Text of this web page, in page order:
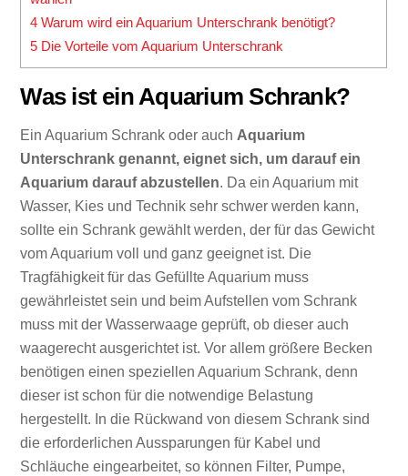
4 Warum wird ein Aquarium Unterschrank benötigt?
5 Die Vorteile vom Aquarium Unterschrank
Was ist ein Aquarium Schrank?
Ein Aquarium Schrank oder auch Aquarium
Unterschrank genannt, eignet sich, um darauf ein
Aquarium darauf abzustellen. Da ein Aquarium mit
Wasser, Kies und Technik sehr schwer werden kann,
sollte ein Schrank gewählt werden, der für das Gewicht
vom Aquarium voll und ganz geeignet ist. Die
Tragfähigkeit für das Gefüllte Aquarium muss
gewährleistet sein und beim Aufstellen vom Schrank
muss mit der Wasserwaage geprüft, ob dieser auch
waagerecht ausgerichtet ist. Vor allem größere Becken
benötigen einen speziellen Aquarium Schrank, denn
dieser ist schon für die notwendige Belastung
hergestellt. In die Rückwand von diesem Schrank sind
die erforderlichen Aussparungen für Kabel und
Schläuche eingearbeitet, so können Filter, Pumpe,